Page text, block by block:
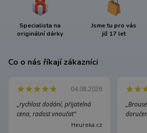
Specialista na
originální dárky
Jsme tu pro vás
již 17 let
Co o nás říkají zákazníci
04.08.2026
„rychlost dodání, přijatelná
cena, radost vnoučat“
Heureka.cz